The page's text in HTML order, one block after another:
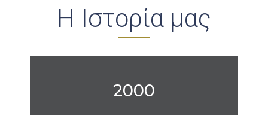
Η Ιστορία μας
2000